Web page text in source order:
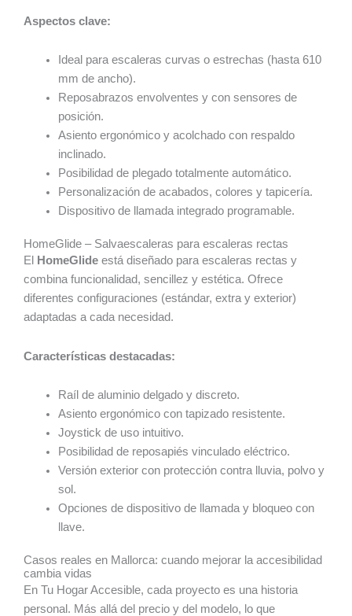
Aspectos clave:
Ideal para escaleras curvas o estrechas (hasta 610
mm de ancho).
Reposabrazos envolventes y con sensores de
posición.
Asiento ergonómico y acolchado con respaldo
inclinado.
Posibilidad de plegado totalmente automático.
Personalización de acabados, colores y tapicería.
Dispositivo de llamada integrado programable.
HomeGlide – Salvaescaleras para escaleras rectas
El
HomeGlide está diseñado para escaleras rectas y
combina funcionalidad, sencillez y estética. Ofrece
diferentes configuraciones (estándar, extra y exterior)
adaptadas a cada necesidad.
Características destacadas:
Raíl de aluminio delgado y discreto.
Asiento ergonómico con tapizado resistente.
Joystick de uso intuitivo.
Posibilidad de reposapiés vinculado eléctrico.
Versión exterior con protección contra lluvia, polvo y
sol.
Opciones de dispositivo de llamada y bloqueo con
llave.
Casos reales en Mallorca: cuando mejorar la accesibilidad
cambia vidas
En Tu Hogar Accesible, cada proyecto es una historia
personal. Más allá del precio y del modelo, lo que